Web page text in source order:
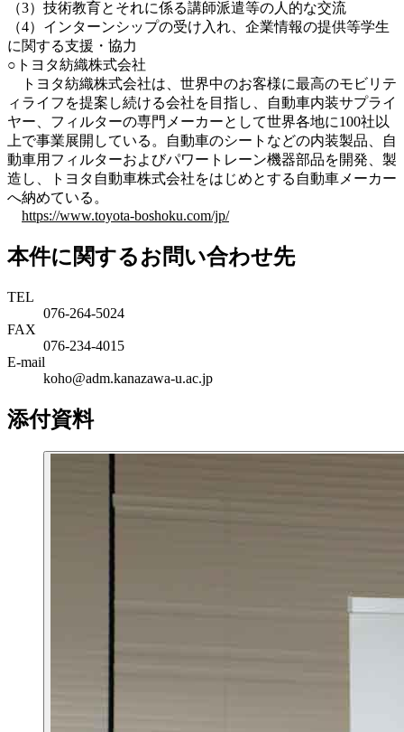
（3）技術教育とそれに係る講師派遣等の人的な交流
（4）インターンシップの受け入れ、企業情報の提供等学生
に関する支援・協力
○トヨタ紡織株式会社
トヨタ紡織株式会社は、世界中のお客様に最高のモビリテ
ィライフを提案し続ける会社を目指し、自動車内装サプライ
ヤー、フィルターの専門メーカーとして世界各地に100社以
上で事業展開している。自動車のシートなどの内装製品、自
動車用フィルターおよびパワートレーン機器部品を開発、製
造し、トヨタ自動車株式会社をはじめとする自動車メーカー
へ納めている。
https://www.toyota-boshoku.com/jp/
本件に関するお問い合わせ先
TEL
076-264-5024
FAX
076-234-4015
E-mail
koho@adm.kanazawa-u.ac.jp
添付資料